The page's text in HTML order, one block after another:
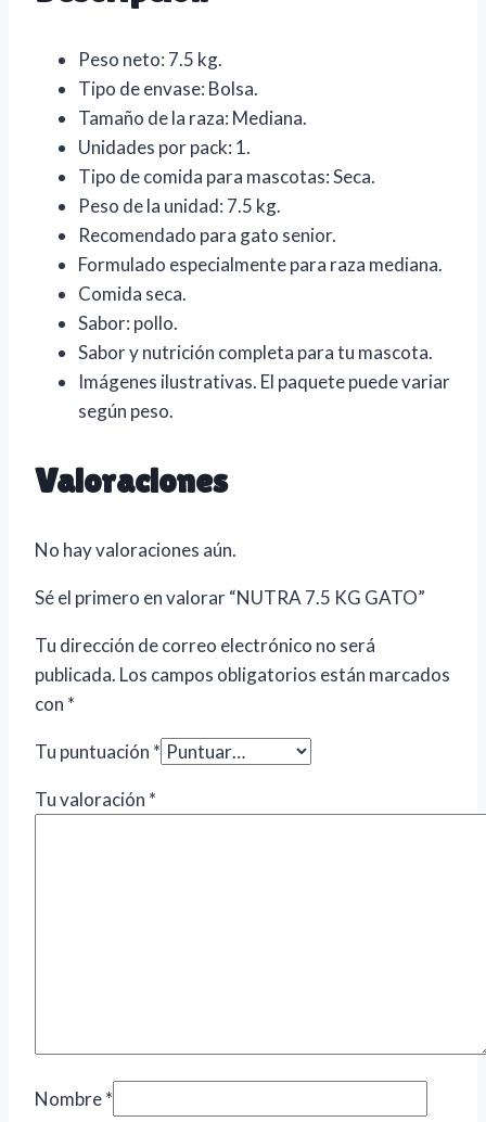
Peso neto: 7.5 kg.
Tipo de envase: Bolsa.
Tamaño de la raza: Mediana.
Unidades por pack: 1.
Tipo de comida para mascotas: Seca.
Peso de la unidad: 7.5 kg.
Recomendado para gato senior.
Formulado especialmente para raza mediana.
Comida seca.
Sabor: pollo.
Sabor y nutrición completa para tu mascota.
Imágenes ilustrativas. El paquete puede variar
según peso.
Valoraciones
No hay valoraciones aún.
Sé el primero en valorar “NUTRA 7.5 KG GATO”
Tu dirección de correo electrónico no será
publicada. Los campos obligatorios están marcados
con *
Tu puntuación *
Tu valoración *
Nombre*